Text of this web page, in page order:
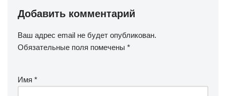
Добавить комментарий
Ваш адрес email не будет опубликован.
Обязательные поля помечены *
Имя *